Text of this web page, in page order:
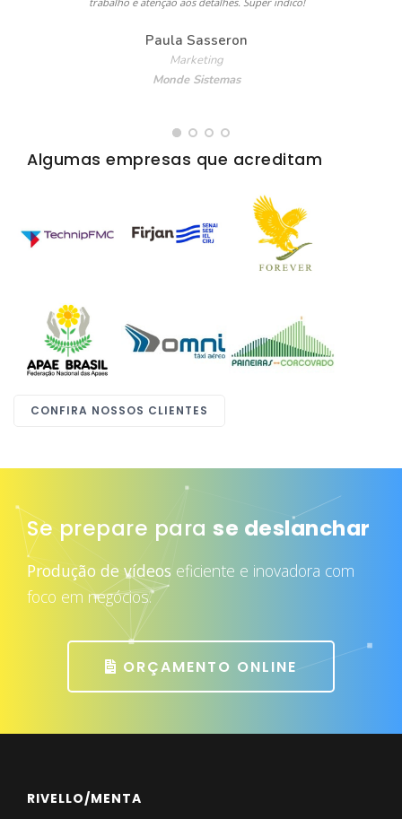
Paula Sasseron
Marketing
Monde Sistemas
Algumas empresas que acreditam
CONFIRA NOSSOS CLIENTES
Se prepare para
atrair mais clientes
Produção de vídeos
foco em negócios.
ORÇAMENTO ONLINE